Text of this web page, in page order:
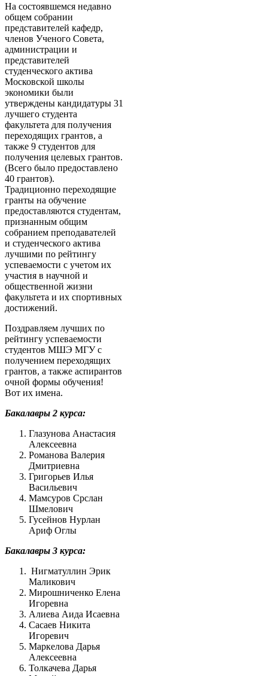
На состоявшемся недавно
общем собрании
представителей кафедр,
членов Ученого Совета,
администрации и
представителей
студенческого актива
Московской школы
экономики были
утверждены кандидатуры 31
лучшего студента
факультета для получения
переходящих грантов, а
также 9 студентов для
получения целевых грантов.
(Всего было предоставлено
40 грантов).
Традиционно переходящие
гранты на обучение
предоставляются студентам,
признанным общим
собранием преподавателей
и студенческого актива
лучшими по рейтингу
успеваемости с учетом их
участия в научной и
общественной жизни
факультета и их спортивных
достижений.
Поздравляем лучших по
рейтингу успеваемости
студентов МШЭ МГУ с
получением переходящих
грантов, а также аспирантов
очной формы обучения!
Вот их имена.
Бакалавры 2 курса:
Глазунова Анастасия
Алексеевна
Романова Валерия
Дмитриевна
Григорьев Илья
Васильевич
Мамсуров Срслан
Шмелович
Гусейнов Нурлан
Ариф Оглы
Бакалавры 3 курса:
Нигматуллин Эрик
Маликович
Мирошниченко Елена
Игоревна
Алиева Аида Исаевна
Сасаев Никита
Игоревич
Маркелова Дарья
Алексеевна
Толкачева Дарья